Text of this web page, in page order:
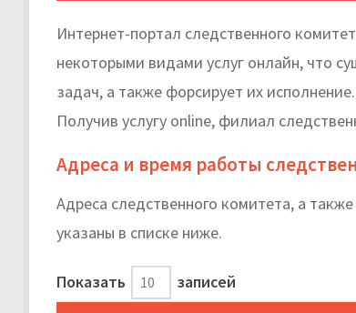
Интернет-портал следственного
некоторыми видами услуг онлайн, что
задач, а также форсирует их исполнение.
Получив услугу online, филиал
Адреса и время работы
Адреса следственного комитета, а
указаны в списке ниже.
Показать записей